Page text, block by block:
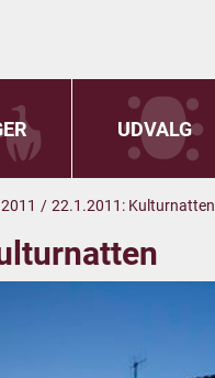
UDVALG
2011 / 22.1.2011: Kulturnatten